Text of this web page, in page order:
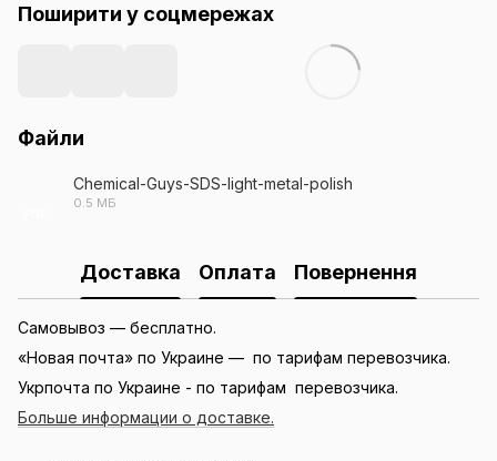
Поширити у соцмережах
Файли
Chemical-Guys-SDS-light-metal-polish
0.5 МБ
Доставка Оплата Повернення
Самовывоз — бесплатно.
«Новая почта» по Украине — по тарифам перевозчика.
Укрпочта по Украине - по тарифам перевозчика.
Больше информации о доставке.